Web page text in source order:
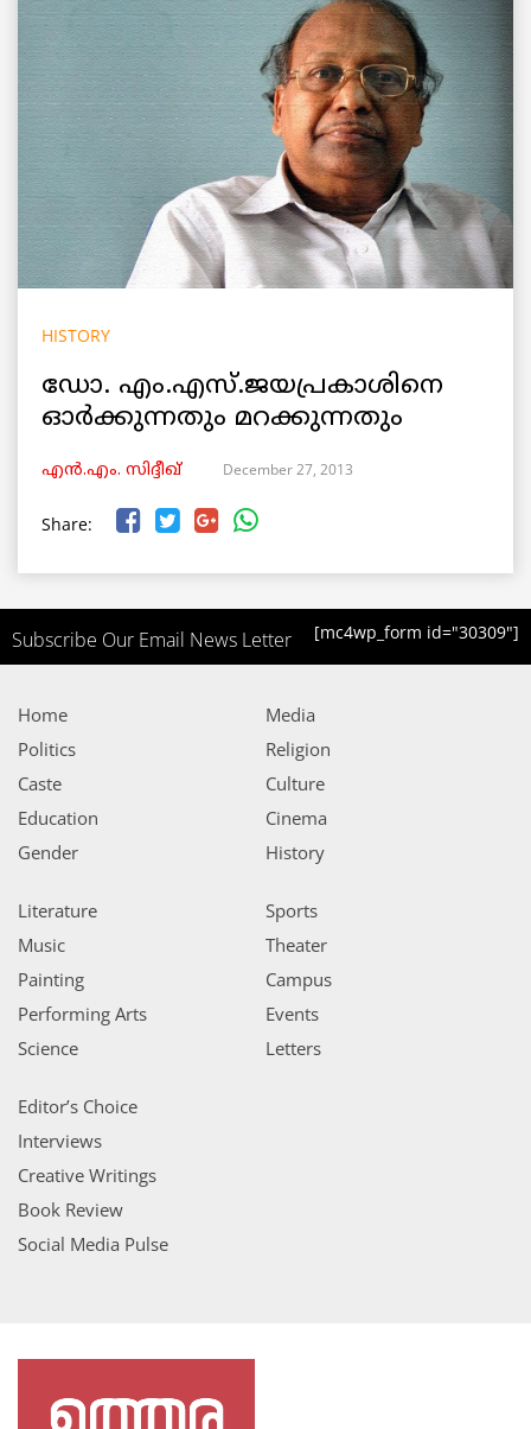
HISTORY
ഡോ. എം.എസ്.ജയപ്രകാശിനെ
ഓര്‍ക്കുന്നതും മറക്കുന്നതും
എൻ.എം. സിദ്ദീഖ് December 27, 2013
Share:
Subscribe Our Email News Letter [mc4wp_form id="30309"]
Home
Politics
Caste
Education
Gender
Media
Religion
Culture
Cinema
History
Literature
Music
Painting
Performing Arts
Science
Sports
Theater
Campus
Events
Letters
Editor’s Choice
Interviews
Creative Writings
Book Review
Social Media Pulse